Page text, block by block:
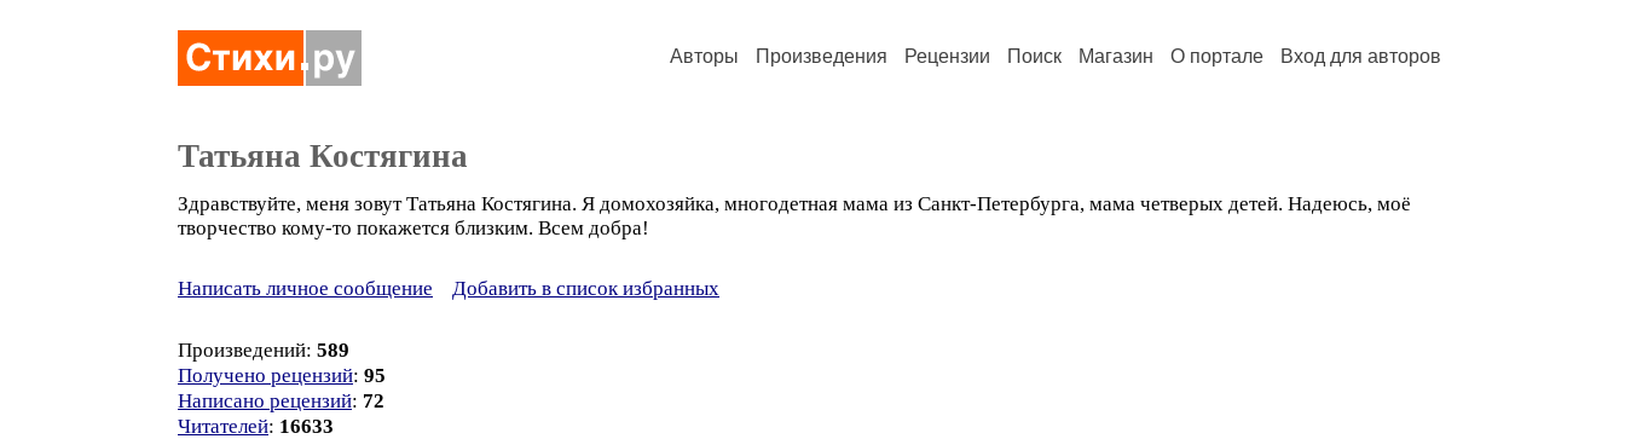
Авторы Произведения Рецензии Поиск Магазин О портале Вход для авторов
Татьяна Костягина
Здравствуйте, меня зовут Татьяна Костягина. Я домохозяйка, многодетная мама из Санкт-Петербурга, мама четверых детей. Надеюсь, моё
творчество кому-то покажется близким. Всем добра!
Написать личное сообщение Добавить в список избранных
Произведений: 589
Получено рецензий: 95
Написано рецензий: 72
Читателей: 16633